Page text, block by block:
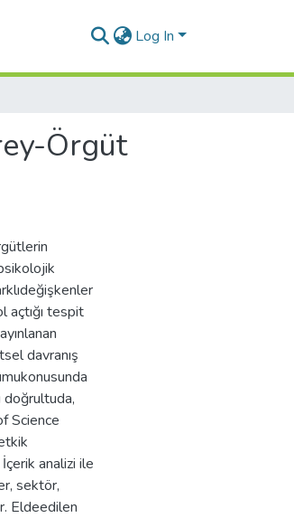
Log In
Örgüt
açtığı tespit
davranış
doğrultuda,
Science
analizi ile
sektör,
Eldeedilen